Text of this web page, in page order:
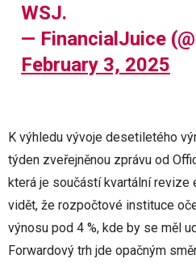
WSJ.
— FinancialJuice
February 3, 2025
K výhledu vývoje desetiletého
týden zveřejněnou zprávu od
která je součástí kvartální revize
vidět, že rozpočtové instituce
výnosu pod 4 %, kde by se měl
Forwardový trh jde opačným